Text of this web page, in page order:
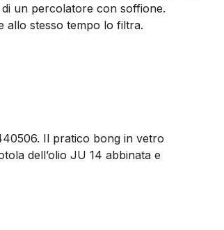
un percolatore con soffione.
allo stesso tempo lo filtra.
Il pratico bong in vetro
dell’olio JU 14 abbinata e